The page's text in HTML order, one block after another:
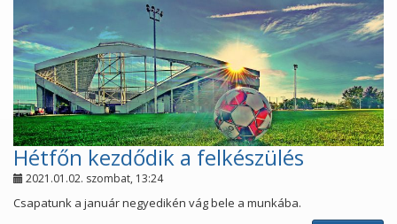
Hétfőn kezdődik a felkészülés
2021.01.02. szombat, 13:24
Csapatunk a január negyedikén vág bele a munkába.